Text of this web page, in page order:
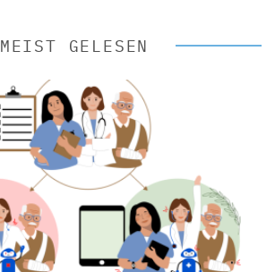
MEIST GELESEN